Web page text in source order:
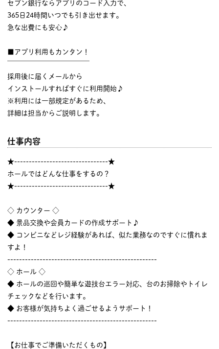
セブン銀行ならアプリのコード入力で、
365日24時間いつでも引き出せます。
急な出費にも安心♪
■アプリ利用もカンタン！
採用後に届くメールから
インストールすればすぐに利用開始♪
※利用には一部規定があるため、
詳細は担当からご説明します。
仕事内容
★--------------------------------★
ホールではどんな仕事をするの？
★--------------------------------★
◇ カウンター ◇
◆ 景品交換や会員カードの作成サポート♪
◆ コンビニなどレジ経験があれば、似た業務なのですぐに慣れま
すよ！
---------------------------------------------------
◇ ホール ◇
◆ ホールの巡回や簡単な遊技台エラー対応、台のお掃除やトイレ
チェックなどを行います。
◆ お客様が気持ちよく過ごせるようサポート！
---------------------------------------------------
【お仕事でご準備いただくもの】